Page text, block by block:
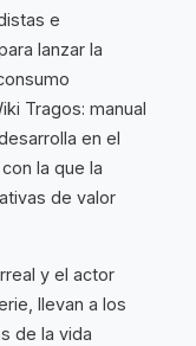
e
lanzar la
Tragos: manual
en el
la que la
de valor
y el actor
llevan a los
de la vida